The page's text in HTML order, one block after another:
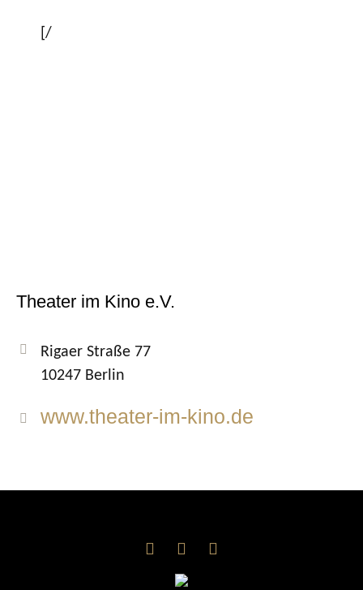
[/
Theater im Kino e.V.
Rigaer Straße 77
10247 Berlin
www.theater-im-kino.de